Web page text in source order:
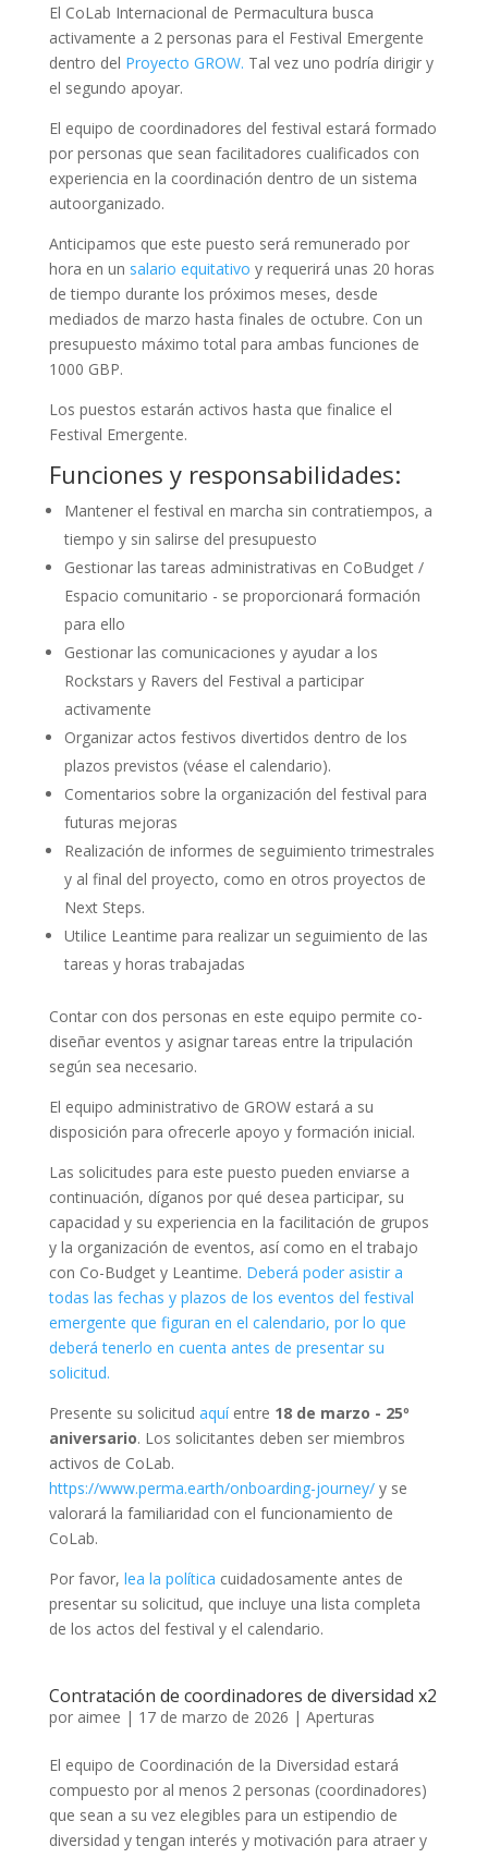
El CoLab Internacional de Permacultura busca
activamente a 2 personas para el Festival Emergente
dentro del Proyecto GROW. Tal vez uno podría dirigir y
el segundo apoyar.
El equipo de coordinadores del festival estará formado
por personas que sean facilitadores cualificados con
experiencia en la coordinación dentro de un sistema
autoorganizado.
Anticipamos que este puesto será remunerado por
hora en un salario equitativo y requerirá unas 20 horas
de tiempo durante los próximos meses, desde
mediados de marzo hasta finales de octubre. Con un
presupuesto máximo total para ambas funciones de
1000 GBP.
Los puestos estarán activos hasta que finalice el
Festival Emergente.
Funciones y responsabilidades:
Mantener el festival en marcha sin contratiempos, a
tiempo y sin salirse del presupuesto
Gestionar las tareas administrativas en CoBudget /
Espacio comunitario - se proporcionará formación
para ello
Gestionar las comunicaciones y ayudar a los
Rockstars y Ravers del Festival a participar
activamente
Organizar actos festivos divertidos dentro de los
plazos previstos (véase el calendario).
Comentarios sobre la organización del festival para
futuras mejoras
Realización de informes de seguimiento trimestrales
y al final del proyecto, como en otros proyectos de
Next Steps.
Utilice Leantime para realizar un seguimiento de las
tareas y horas trabajadas
Contar con dos personas en este equipo permite co-
diseñar eventos y asignar tareas entre la tripulación
según sea necesario.
El equipo administrativo de GROW estará a su
disposición para ofrecerle apoyo y formación inicial.
Las solicitudes para este puesto pueden enviarse a
continuación, díganos por qué desea participar, su
capacidad y su experiencia en la facilitación de grupos
y la organización de eventos, así como en el trabajo
con Co-Budget y Leantime. Deberá poder asistir a
todas las fechas y plazos de los eventos del festival
emergente que figuran en el calendario, por lo que
deberá tenerlo en cuenta antes de presentar su
solicitud.
Presente su solicitud aquíentre 18 de marzo - 25º
aniversario. Los solicitantes deben ser miembros
activos de CoLab.
https://www.perma.earth/onboarding-journey/y se
valorará la familiaridad con el funcionamiento de
CoLab.
Por favor, lea la política cuidadosamente antes de
presentar su solicitud, que incluye una lista completa
de los actos del festival y el calendario.
Contratación de coordinadores de diversidad x2
por aimee | 17 de marzo de 2026 | Aperturas
El equipo de Coordinación de la Diversidad estará
compuesto por al menos 2 personas (coordinadores)
que sean a su vez elegibles para un estipendio de
diversidad y tengan interés y motivación para atraer y